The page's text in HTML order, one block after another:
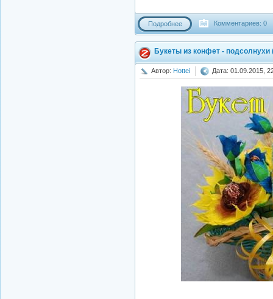
Подробнее Комментариев: 0
Букеты из конфет - подсолнухи
Автор: Hottei Дата: 01.09.2015,